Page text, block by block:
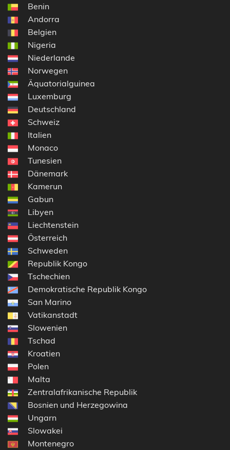
Benin
Andorra
Belgien
Nigeria
Niederlande
Norwegen
Äquatorialguinea
Luxemburg
Deutschland
Schweiz
Italien
Monaco
Tunesien
Dänemark
Kamerun
Gabun
Libyen
Liechtenstein
Österreich
Schweden
Republik Kongo
Tschechien
Demokratische Republik Kongo
San Marino
Vatikanstadt
Slowenien
Tschad
Kroatien
Polen
Malta
Zentralafrikanische Republik
Bosnien und Herzegowina
Ungarn
Slowakei
Montenegro